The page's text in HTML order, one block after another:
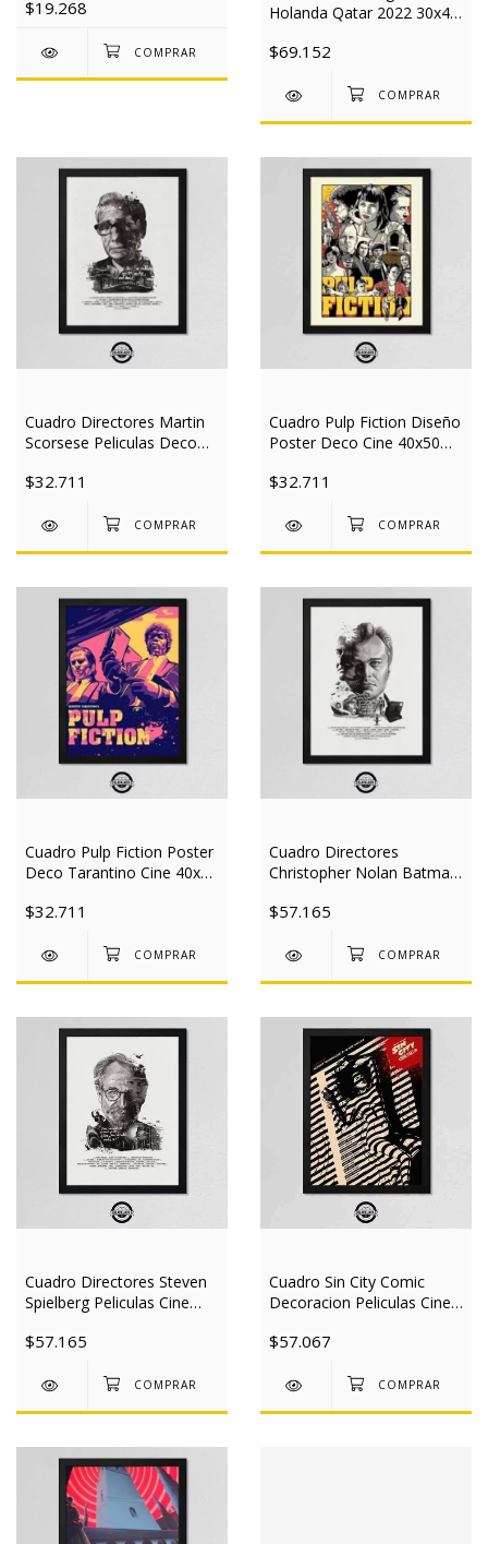
$19.268
Holanda Qatar 2022 30x40
$69.152
Cuadro Directores Martin
Scorsese Peliculas Deco
$32.711
Cuadro Pulp Fiction Diseño
Poster Deco Cine 40x50
$32.711
Cuadro Pulp Fiction Poster
Deco Tarantino Cine 40x50
$32.711
Cuadro Directores
Christopher Nolan Batman
$57.165
Cuadro Directores Steven
Spielberg Peliculas Cine
$57.165
Cuadro Sin City Comic
Decoracion Peliculas Cine
$57.067